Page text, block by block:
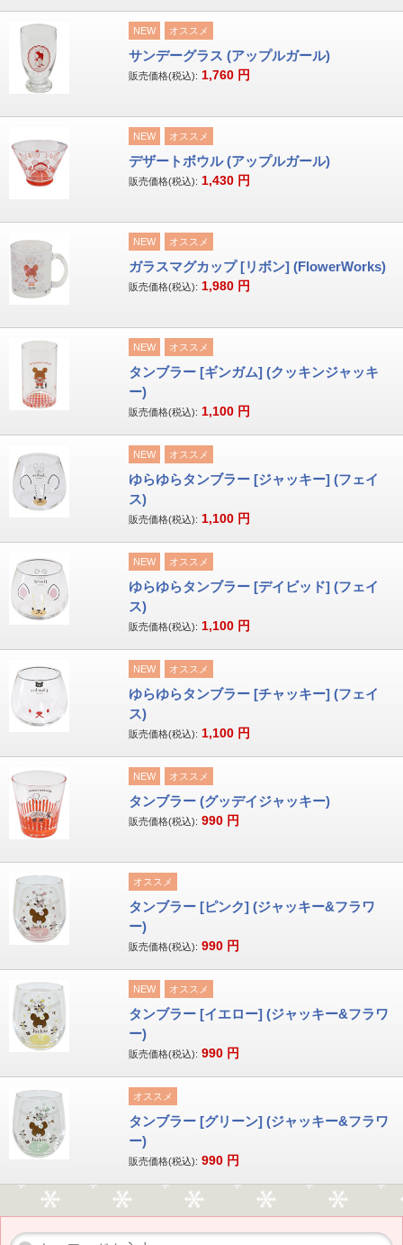
NEW オススメ
サンデーグラス (アップルガール)
販売価格(税込): 1,760 円
NEW オススメ
デザートボウル (アップルガール)
販売価格(税込): 1,430 円
NEW オススメ
ガラスマグカップ [リボン] (FlowerWorks)
販売価格(税込): 1,980 円
NEW オススメ
タンブラー [ギンガム] (クッキンジャッキ
ー)
販売価格(税込): 1,100 円
NEW オススメ
ゆらゆらタンブラー [ジャッキー] (フェイ
ス)
販売価格(税込): 1,100 円
NEW オススメ
ゆらゆらタンブラー [デイビッド] (フェイ
ス)
販売価格(税込): 1,100 円
NEW オススメ
ゆらゆらタンブラー [チャッキー] (フェイ
ス)
販売価格(税込): 1,100 円
NEW オススメ
タンブラー (グッデイジャッキー)
販売価格(税込): 990 円
オススメ
タンブラー [ピンク] (ジャッキー&フラワ
ー)
販売価格(税込): 990 円
NEW オススメ
タンブラー [イエロー] (ジャッキー&フラワ
ー)
販売価格(税込): 990 円
オススメ
タンブラー [グリーン] (ジャッキー&フラワ
ー)
販売価格(税込): 990 円